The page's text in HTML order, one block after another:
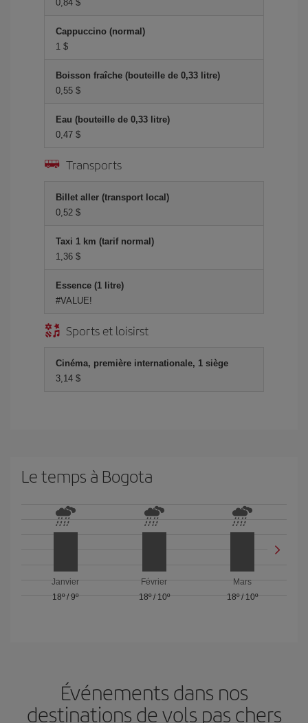
0,84 $
Cappuccino (normal)
1 $
Boisson fraîche (bouteille de 0,33 litre)
0,55 $
Eau (bouteille de 0,33 litre)
0,47 $
Transports
Billet aller (transport local)
0,52 $
Taxi 1 km (tarif normal)
1,36 $
Essence (1 litre)
#VALUE!
Sports et loisirst
Cinéma, première internationale, 1 siège
3,14 $
Le temps à Bogota
Janvier
18º/9º
Février
18º/ 10º
Mars
18º/ 10º
Événements dans nos
destinations de vols pas chers